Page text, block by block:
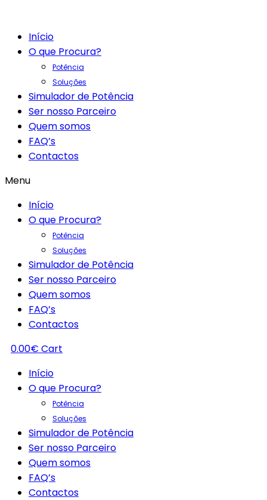
Início
O que Procura?
Potência
Soluções
Simulador de Potência
Ser nosso Parceiro
Quem somos
FAQ’s
Contactos
Menu
Início
O que Procura?
Potência
Soluções
Simulador de Potência
Ser nosso Parceiro
Quem somos
FAQ’s
Contactos
0.00€ Cart
Início
O que Procura?
Potência
Soluções
Simulador de Potência
Ser nosso Parceiro
Quem somos
FAQ’s
Contactos